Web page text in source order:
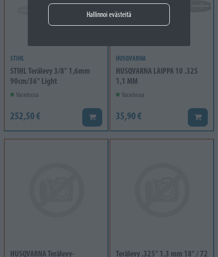
Hallinnoi evästeitä
STIHL
STIHL Terälevy 3/8" 1,6mm
90cm/36" Light
Varastossa
252,50 € Lisää koriin
HUSQVARNA
HUSQVARNA LAIPPA 10 .325
1,1 MM
Varastossa
35,90 € Lisää
HUSQVARNA Terälevy-
Terälevy .325" 1,3 mm 18" / 72